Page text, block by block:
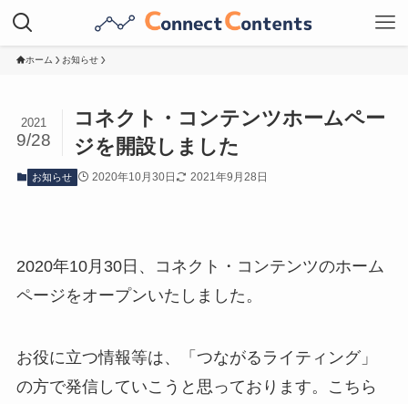
ホーム お知らせ
コネクト・コンテンツホームペー
ジを開設しました
2021
9/28
お知らせ 2020年10月30日 2021年9月28日
2020年10月30日、コネクト・コンテンツのホーム
ページをオープンいたしました。
お役に立つ情報等は、「つながるライティング」
の方で発信していこうと思っております。こちら